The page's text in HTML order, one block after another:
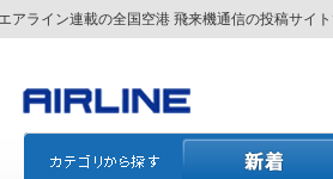
アライン連載の全国空港 飛来機通信の投稿サイ